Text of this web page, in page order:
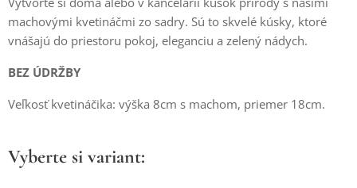
machovými kvetináčmi zo sadry. Sú to skvelé kúsky, ktoré
vnášajú do priestoru pokoj, eleganciu a zelený nádych.
BEZ ÚDRŽBY
Veľkosť kvetináčika: výška 8cm s machom, priemer 18cm.
Vyberte si variant: